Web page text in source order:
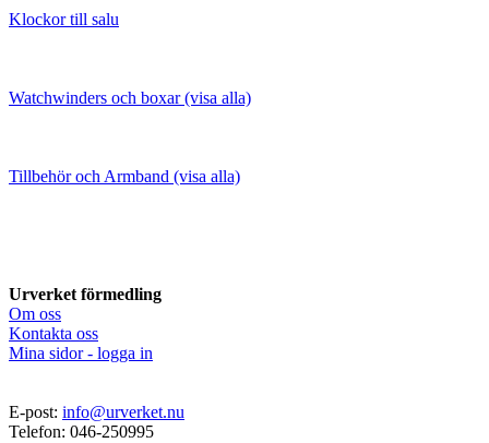
Klockor till salu
Watchwinders och boxar (visa alla)
Tillbehör och Armband (visa alla)
Urverket förmedling
Om oss
Kontakta oss
Mina sidor - logga in
E-post: info@urverket.nu
Telefon: 046-250995